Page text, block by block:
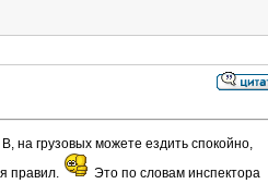
на грузовых можете ездить спокойно,
правил.
Это по словам инспектора